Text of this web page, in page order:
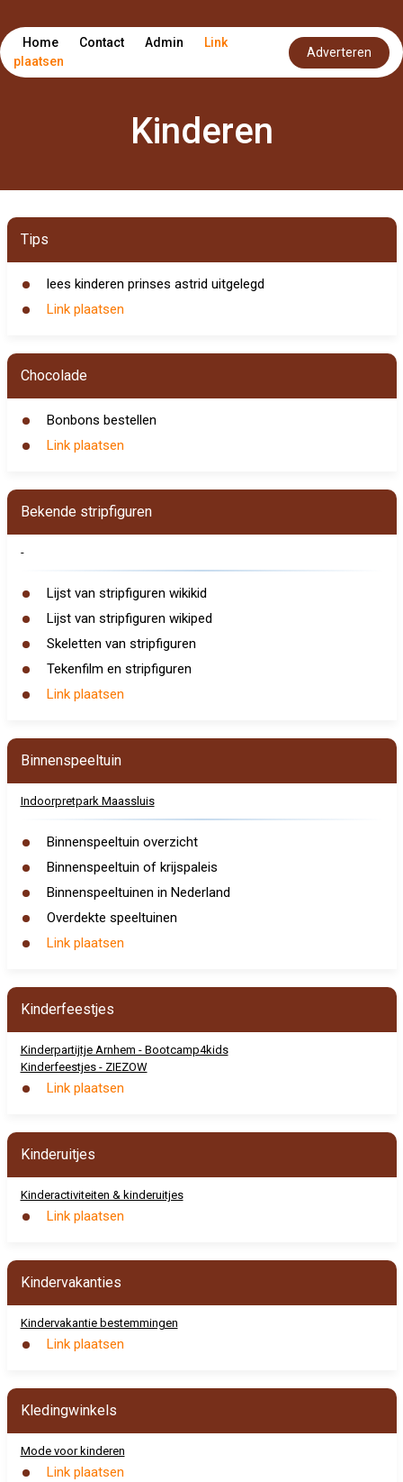
Home Contact Admin
Link
plaatsen
Adverteren
Kinderen
Tips
lees kinderen prinses astrid uitgelegd
Link plaatsen
Chocolade
Bonbons bestellen
Link plaatsen
Bekende stripfiguren
-
Lijst van stripfiguren wikikid
Lijst van stripfiguren wikiped
Skeletten van stripfiguren
Tekenfilm en stripfiguren
Link plaatsen
Binnenspeeltuin
Indoorpretpark Maassluis
Binnenspeeltuin overzicht
Binnenspeeltuin of krijspaleis
Binnenspeeltuinen in Nederland
Overdekte speeltuinen
Link plaatsen
Kinderfeestjes
Kinderpartijtje Arnhem - Bootcamp4kids
Kinderfeestjes - ZIEZOW
Link plaatsen
Kinderuitjes
Kinderactiviteiten & kinderuitjes
Link plaatsen
Kindervakanties
Kindervakantie bestemmingen
Link plaatsen
Kledingwinkels
Mode voor kinderen
Link plaatsen